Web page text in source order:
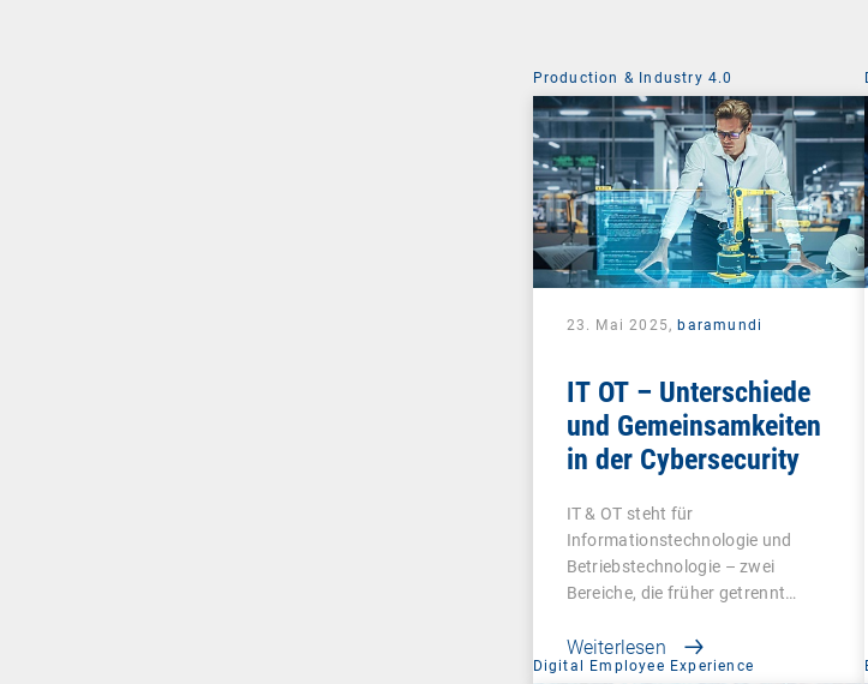
Production & Industry 4.0
23. Mai 2025,baramundi
IT OT – Unterschiede
und Gemeinsamkeiten
in der Cybersecurity
IT & OT steht für
Informationstechnologie und
Betriebstechnologie – zwei
Bereiche, die früher getrennt…
Weiterlesen
Digital Employee Experience